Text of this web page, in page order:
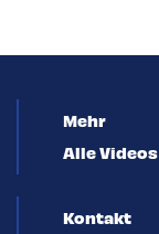
Mehr
Alle Videos
Kontakt